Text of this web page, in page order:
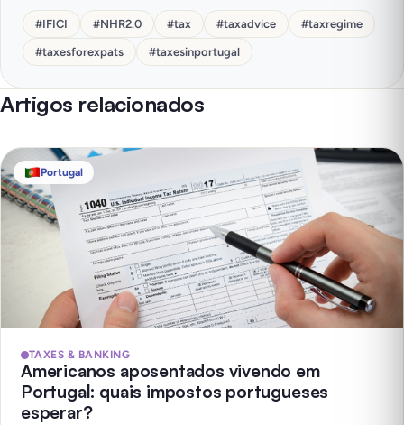
#IFICI #NHR2.0 #tax #taxadvice #taxregime
#taxesforexpats #taxesinportugal
Artigos relacionados
Portugal
TAXES & BANKING
Americanos aposentados vivendo em
Portugal: quais impostos portugueses
esperar?